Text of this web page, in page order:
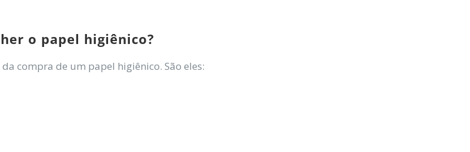
o papel higiênico?
compra de um papel higiênico. São eles: